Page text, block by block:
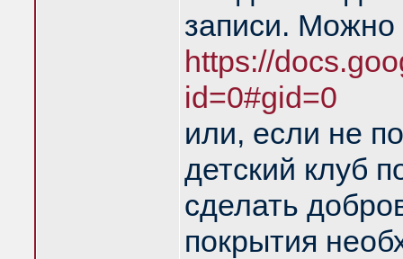
записи. Можно
https://
id=0#gid=0
или, если не
детский клуб
сделать
покрытия